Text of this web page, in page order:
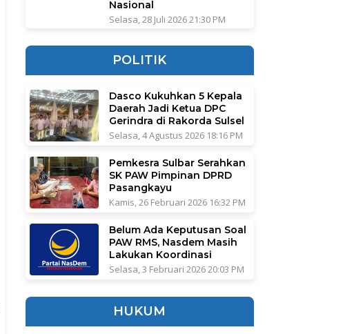
Nasional
Selasa, 28 Juli 2026 21:30 PM
POLITIK
Dasco Kukuhkan 5 Kepala
Daerah Jadi Ketua DPC
Gerindra di Rakorda Sulsel
Selasa, 4 Agustus 2026 18:16 PM
Pemkesra Sulbar Serahkan
SK PAW Pimpinan DPRD
Pasangkayu
Kamis, 26 Februari 2026 16:32 PM
Belum Ada Keputusan Soal
PAW RMS, Nasdem Masih
Lakukan Koordinasi
Selasa, 3 Februari 2026 20:03 PM
HUKUM